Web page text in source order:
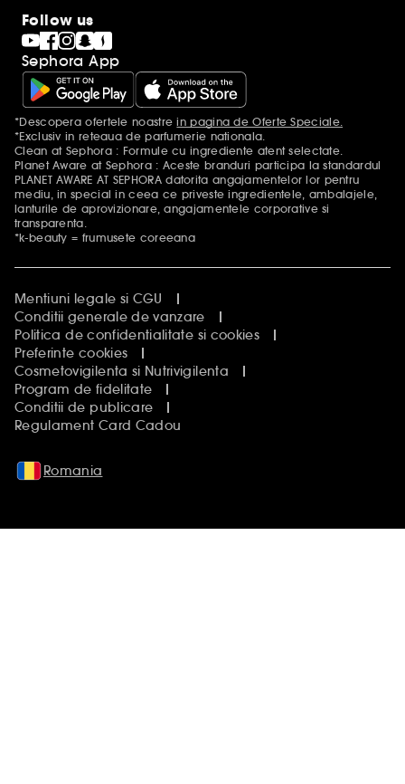
Follow us
Sephora App
Mentiuni aditionale
*Descopera ofertele noastrein pagina de Oferte Speciale.
*Exclusiv in reteaua de parfumerie nationala.
Clean at Sephora : Formule cu ingrediente atent selectate.
Planet Aware at Sephora : Aceste branduri participa la standardul
PLANET AWARE AT SEPHORA datorita angajamentelor lor pentru
mediu, in special in ceea ce priveste ingredientele, ambalajele,
lanturile de aprovizionare, angajamentele corporative si
transparenta.
*k-beauty = frumusete coreeana
Mentiuni legale si CGU
Conditii generale de vanzare
Politica de confidentialitate si cookies
Preferinte cookies
Cosmetovigilenta si Nutrivigilenta
Program de fidelitate
Conditii de publicare
Regulament Card Cadou
Romania